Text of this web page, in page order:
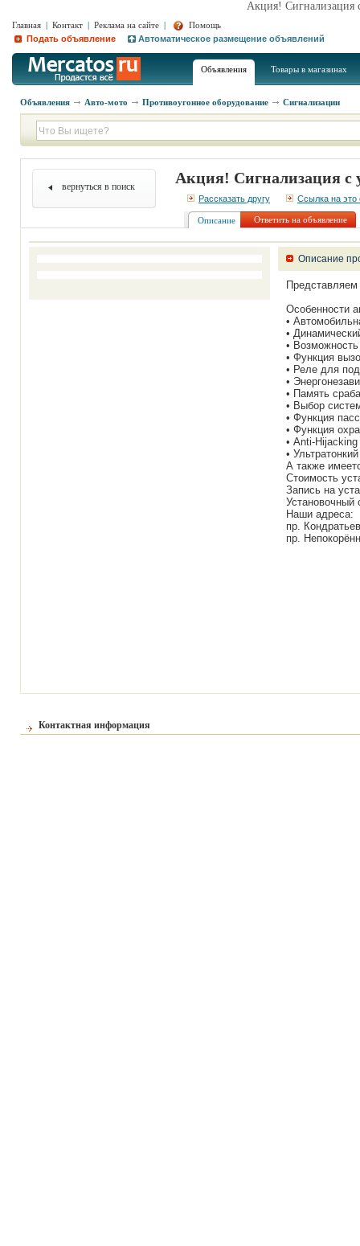
Акция! Сигнализация
Главная | Контакт | Реклама на сайте |
Помощь
Подать объявление
Автоматическое размещение объявлений
Объявления Товары в магазинах
Объявления Авто-мото Противоугонное оборудование Сигнализации
вернуться в поиск Акция! Сигнализация с
Рассказать другу Ссылка на это
Описание Ответить на объявление
Описание
Особенности
•
•
•
• Функция
• Реле для
•
• Память
• Выбор
• Функция
• Функция
• Anti-Hijacking
•
А также
Стоимость
Запись на
Наши адреса:
пр.
пр.
Контактная информация